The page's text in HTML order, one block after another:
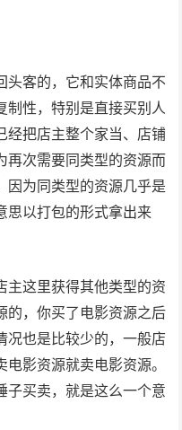
头客的，它和实体商品不
制性，特别是直接买别人
经把店主整个家当、店铺
再次需要同类型的资源而
因为同类型的资源几乎是
思以打包的形式拿出来
主这里获得其他类型的资
的，你买了电影资源之后
况也是比较少的，一般店
影资源就卖电影资源。
子买卖，就是这么一个意